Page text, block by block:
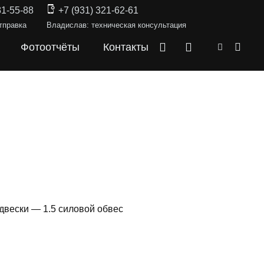
55-88 +7 (931) 321-62-61
Владислав: техническая консультация
Фотоотчёты Контакты
— 1.5 силовой обвес